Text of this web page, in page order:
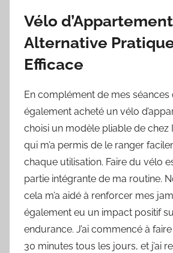
Vélo
Alternative
Efficace
En complément de mes séances
également acheté un vélo
choisi un modèle pliable de chez
qui m’a permis de le ranger
chaque utilisation. Faire du vélo
partie intégrante de ma routine.
cela m’a aidé à renforcer mes
également eu un impact positif
endurance. J’ai commencé à
30 minutes tous les jours, et j’ai